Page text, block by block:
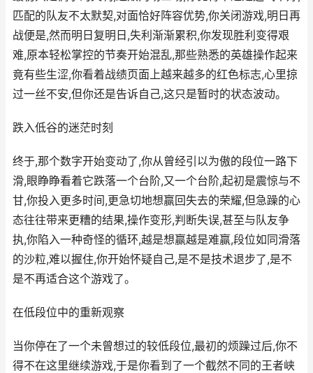
匹配的队友不太默契,对面恰好阵容优势,你关闭游戏,明日再
战便是,然而明日复明日,失利渐渐累积,你发现胜利变得艰
难,原本轻松掌控的节奏开始混乱,那些熟悉的英雄操作起来
竟有些生涩,你看着战绩页面上越来越多的红色标志,心里掠
过一丝不安,但你还是告诉自己,这只是暂时的状态波动。
跌入低谷的迷茫时刻
终于,那个数字开始变动了,你从曾经引以为傲的段位一路下
滑,眼睁睁看着它跌落一个台阶,又一个台阶,起初是震惊与不
甘,你投入更多时间,更急切地想赢回失去的荣耀,但急躁的心
态往往带来更糟的结果,操作变形,判断失误,甚至与队友争
执,你陷入一种奇怪的循环,越是想赢越是难赢,段位如同滑落
的沙粒,难以握住,你开始怀疑自己,是不是技术退步了,是不
是不再适合这个游戏了。
在低段位中的重新观察
当你停在了一个未曾想过的较低段位,最初的烦躁过后,你不
得不在这里继续游戏,于是你看到了一个截然不同的王者峡